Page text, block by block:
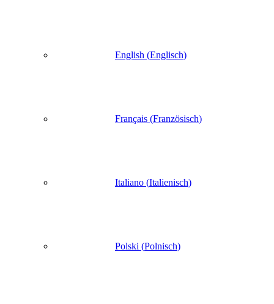
English (Englisch)
Français (Französisch)
Italiano (Italienisch)
Polski (Polnisch)